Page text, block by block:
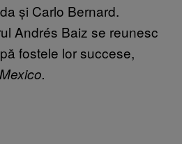
și Carlo Bernard.
Andrés Baiz se reunesc
fostele lor succese,